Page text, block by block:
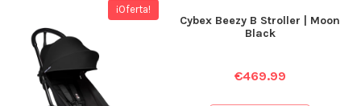
¡Oferta!
Cybex Beezy B Stroller | Moon
Black
€469.99